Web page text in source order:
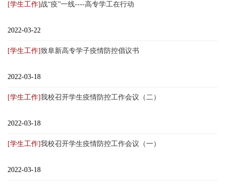
[学生工作]战“疫”一线----高专学工在行动
2022-03-22
[学生工作]致阜新高专学子疫情防控倡议书
2022-03-18
[学生工作]我校召开学生疫情防控工作会议（二）
2022-03-18
[学生工作]我校召开学生疫情防控工作会议（一）
2022-03-18